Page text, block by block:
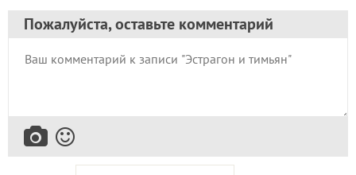
Пожалуйста, оставьте комментарий